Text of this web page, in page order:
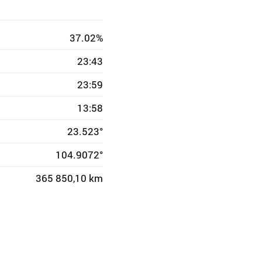
37.02%
23:43
23:59
13:58
23.523°
104.9072°
365 850,10 km